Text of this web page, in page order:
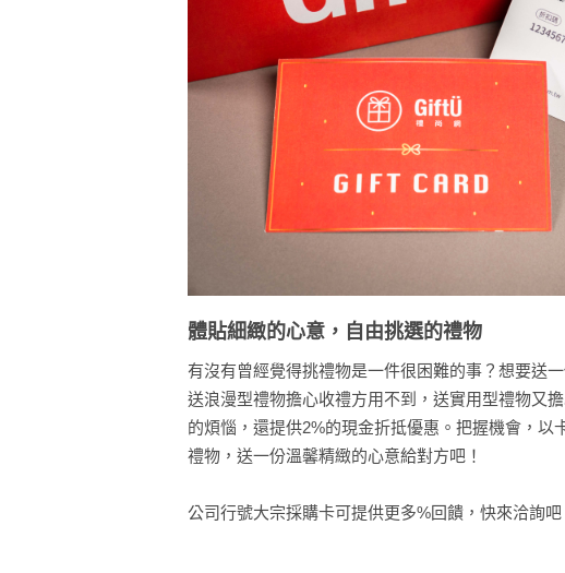
體貼細緻的心意，自由挑選的禮物
有沒有曾經覺得挑禮物是一件很困難的事？想要送
送浪漫型禮物擔心收禮方用不到，送實用型禮物又
的煩惱，還提供2%的現金折抵優惠。把握機會，以
禮物，送一份溫馨精緻的心意給對方吧！
公司行號大宗採購卡可提供更多%回饋，快來洽詢吧